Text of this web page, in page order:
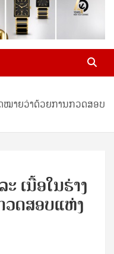
ໝາຍວ່າດ້ວຍການກວດສອບ
ເນື້ອໃນຮ່າງ
ດສອບແຫ່ງ